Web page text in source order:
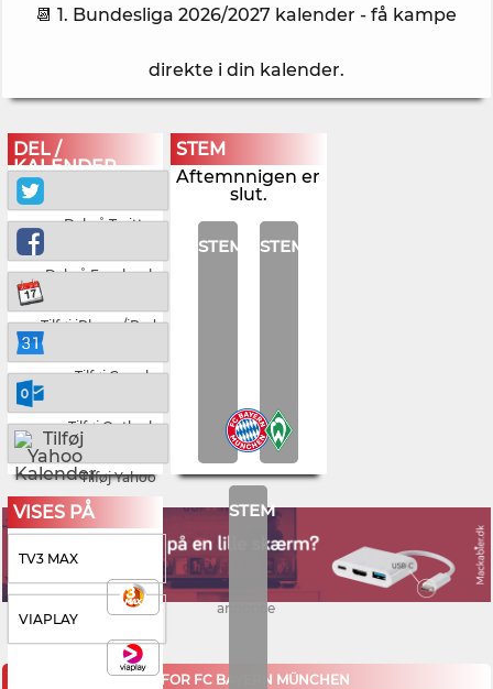
📆 1. Bundesliga 2026/2027 kalender - få kampe
direkte i din kalender.
DEL /
KALENDER
Del på Twitter
Del på Facebook
Tilføj iPhone/iPad
Tilføj Google
Tilføj Outlook
Tilføj Yahoo
STEM
Aftemnnigen er
slut.
STEM STEM
STEM
VISES PÅ
TV3 MAX
VIAPLAY
annonce
KOMMENDE KAMPE FOR FC BAYERN MÜNCHEN